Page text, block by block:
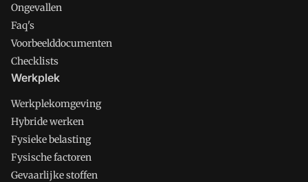
Ongevallen
Faq's
Voorbeelddocumenten
Checklists
Werkplek
Werkplekomgeving
Hybride werken
Fysieke belasting
Fysische factoren
Gevaarlijke stoffen